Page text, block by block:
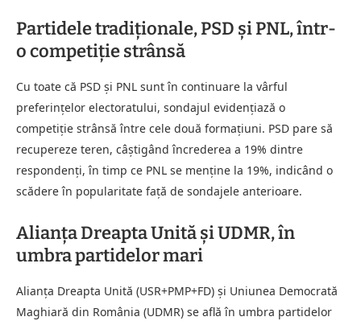
Partidele tradiționale, PSD și PNL, într-
o competiție strânsă
Cu toate că PSD și PNL sunt în continuare la vârful
preferințelor electoratului, sondajul evidențiază o
competiție strânsă între cele două formațiuni. PSD pare să
recupereze teren, câștigând încrederea a 19% dintre
respondenți, în timp ce PNL se menține la 19%, indicând o
scădere în popularitate față de sondajele anterioare.
Alianța Dreapta Unită și UDMR, în
umbra partidelor mari
Alianța Dreapta Unită (USR+PMP+FD) și Uniunea Democrată
Maghiară din România (UDMR) se află în umbra partidelor